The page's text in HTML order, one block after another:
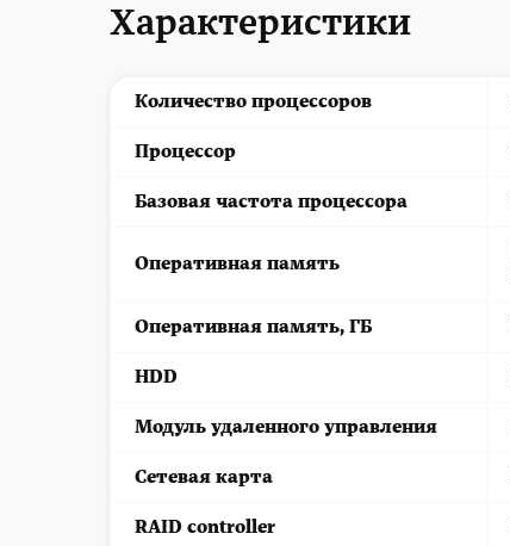
Характеристики
Количество процессоров
Процессор
Базовая частота процессора
Оперативная память
Оперативная память, ГБ
HDD
Модуль удаленного управления
Сетевая карта
RAID controller